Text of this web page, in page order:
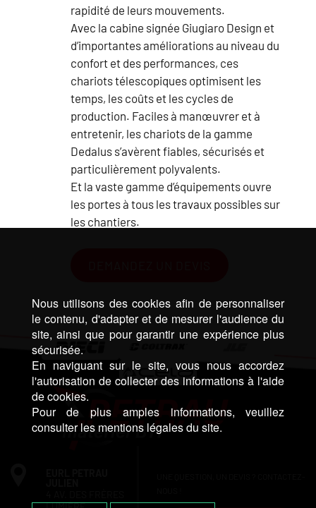
rapidité de leurs mouvements.
Avec la cabine signée Giugiaro Design et
d’importantes améliorations au niveau du
confort et des performances, ces
chariots télescopiques optimisent les
temps, les coûts et les cycles de
production. Faciles à manœuvrer et à
entretenir, les chariots de la gamme
Dedalus s’avèrent fiables, sécurisés et
particulièrement polyvalents.
Et la vaste gamme d’équipements ouvre
les portes à tous les travaux possibles sur
les chantiers.
Nous utilisons des cookies afin de personnaliser
le contenu, d'adapter et de mesurer l'audience du
site, ainsi que pour garantir une expérience plus
sécurisée.
En naviguant sur le site, vous nous accordez
l'autorisation de collecter des informations à l'aide
de cookies.
Pour de plus amples informations, veuillez
consulter les mentions légales du site.